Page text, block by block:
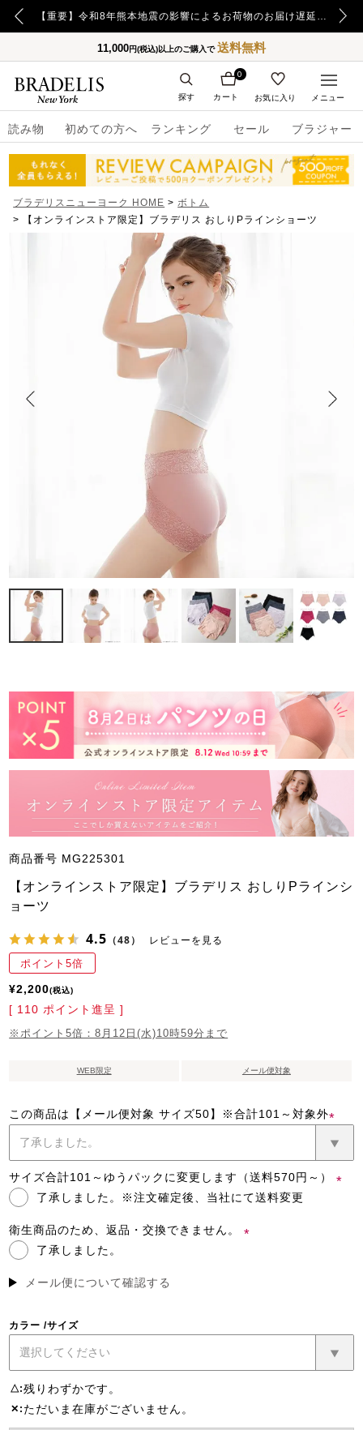
【重要】日本郵便の障害による配送への影響についてのお詫び 【重要】令和8年熊本地震の影響によるお荷物のお届け遅延について
11,000円(税込)以上のご購入で送料無料
読み物 初めての方へ ランキング セール ブラジャー
カート
0
お気に入り
探す メニュー
ブラデリスニューヨーク HOME
ボトム
【オンラインストア限定】ブラデリス おしりPラインショーツ
商品番号 MG225301
【オンラインストア限定】ブラデリス おしりPラインシ
ョーツ
4.5 （48） レビューを見る
ポイント5倍
¥2,200 税込
[ 110 ポイント進呈 ]
※ポイント5倍：8月12日(水)10時59分まで
WEB限定 メール便対象
この商品は【メール便対象 サイズ50】※合計101～対象外
(必
須)
サイズ合計101～ゆうパックに変更します（送料570円～）
了承しました。※注文確定後、当社にて送料変更
衛生商品のため、返品・交換できません。
了承しました。
メール便について確認する
カラー サイズ
△ 残りわずかです。
✕ ただいま在庫がございません。